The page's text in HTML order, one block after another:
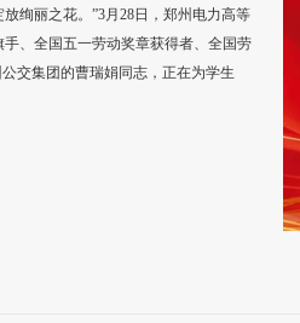
绚丽之花。”3月28日，郑州电力高等
、全国五一劳动奖章获得者、全国劳
交集团的曹瑞娟同志，正在为学生